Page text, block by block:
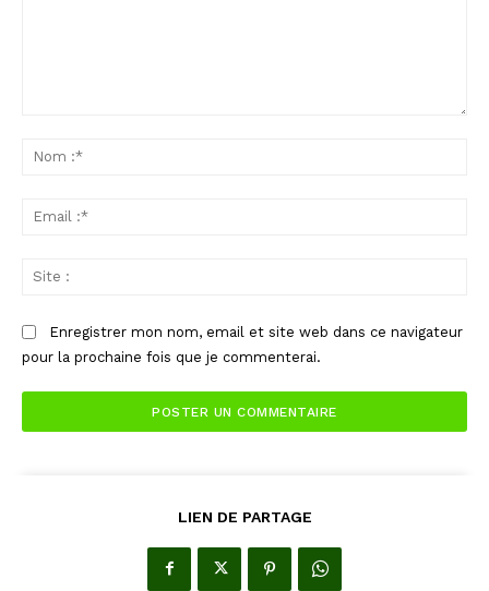
Enregistrer mon nom, email et site web dans ce navigateur
pour la prochaine fois que je commenterai.
LIEN DE PARTAGE